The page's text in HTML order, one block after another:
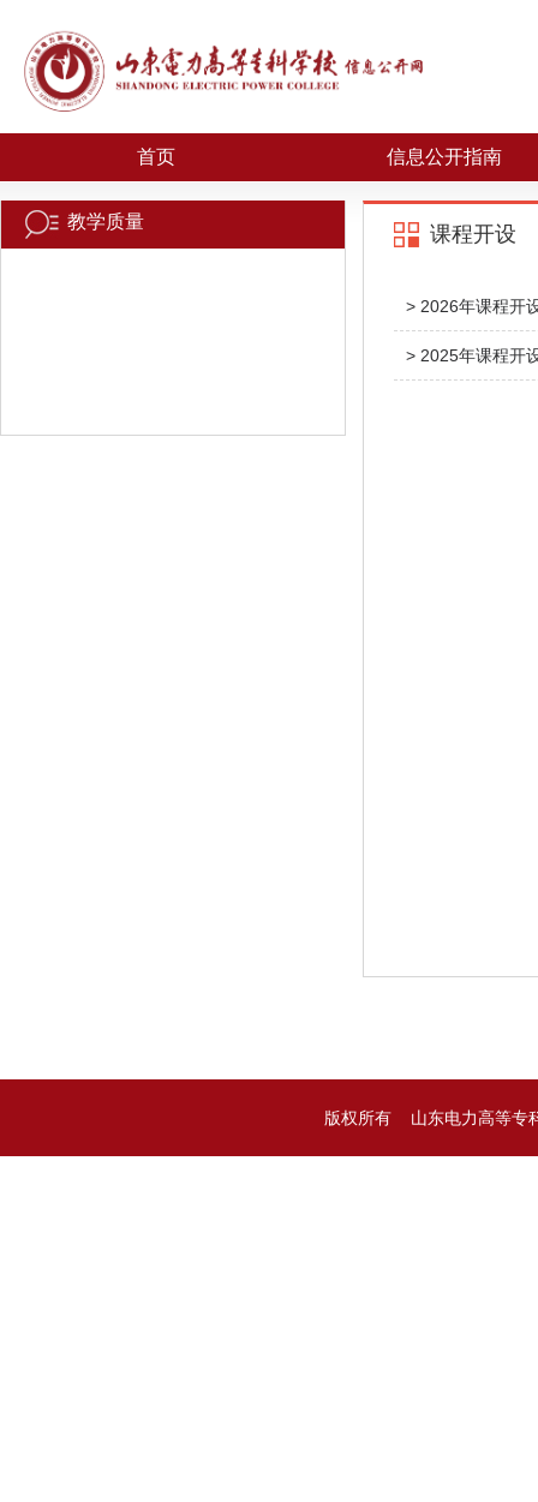
首页 信息公开指南
教学质量
课程开设
> 2026年课程开
> 2025年课程开
版权所有 山东电力高等